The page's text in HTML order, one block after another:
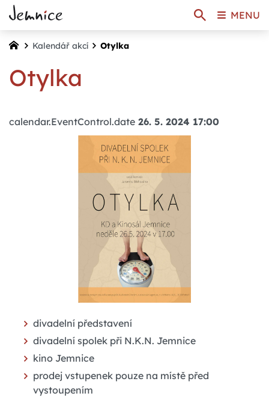
Kalendář akcí Otylka
Otylka
calendar.EventControl.date 26. 5. 2024 17:00
divadelní představení
divadelní spolek při N.K.N. Jemnice
kino Jemnice
prodej vstupenek pouze na místě před
vystoupením
MENU